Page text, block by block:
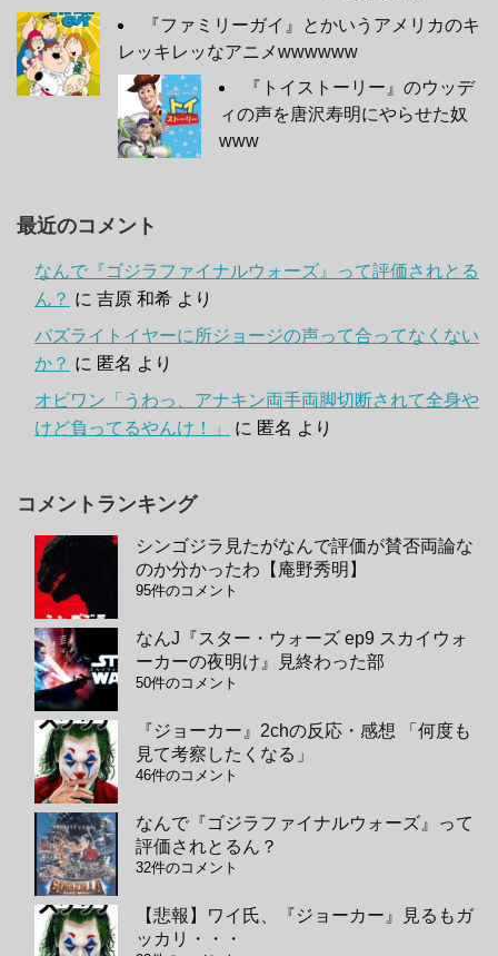
『ファミリーガイ』とかいうアメリカのキ
レッキレッなアニメwwwwww
『トイストーリー』のウッデ
ィの声を唐沢寿明にやらせた奴
www
最近のコメント
なんで『ゴジラファイナルウォーズ』って評価されとる
ん？ に 吉原 和希 より
バズライトイヤーに所ジョージの声って合ってなくない
か？ に 匿名 より
オビワン「うわっ、アナキン両手両脚切断されて全身や
けど負ってるやんけ！」
に 匿名 より
コメントランキング
シンゴジラ見たがなんで評価が賛否両論な
のか分かったわ【庵野秀明】
95件のコメント
なんJ『スター・ウォーズ ep9 スカイウォ
ーカーの夜明け』見終わった部
50件のコメント
『ジョーカー』2chの反応・感想 「何度も
見て考察したくなる」
46件のコメント
なんで『ゴジラファイナルウォーズ』って
評価されとるん？
32件のコメント
【悲報】ワイ氏、『ジョーカー』見るもガ
ッカリ・・・